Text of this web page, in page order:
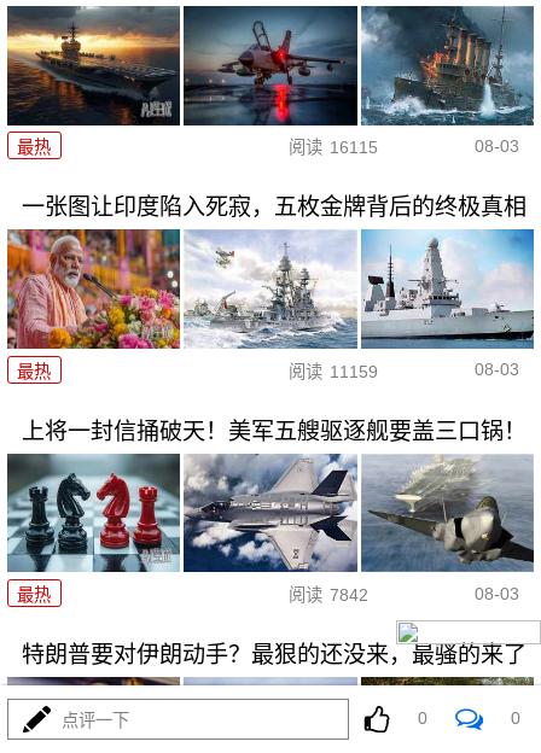
最热 阅读 16115 08-03
一张图让印度陷入死寂，五枚金牌背后的终极真相
最热 阅读 11159 08-03
上将一封信捅破天！美军五艘驱逐舰要盖三口锅！
最热 阅读 7842 08-03
特朗普要对伊朗动手？最狠的还没来，最骚的来了
点评一下 0 0